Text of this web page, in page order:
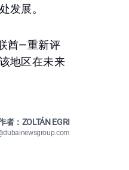
发展。
酋—重新评
地区在未来
者：ZOLTÁN EGRI